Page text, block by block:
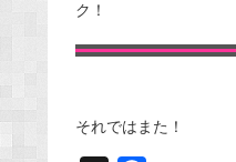
ク！
それではまた！